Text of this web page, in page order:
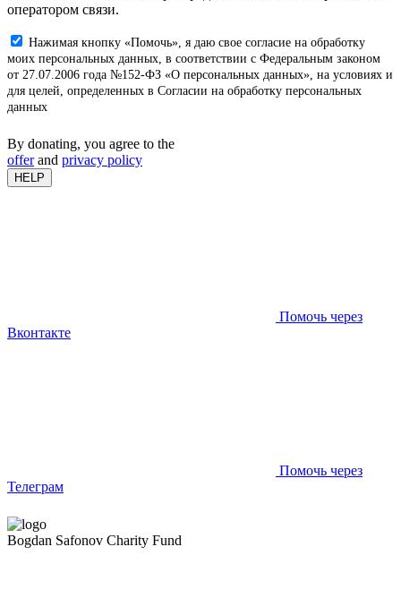
оператором связи.
Нажимая кнопку «Помочь», я даю свое согласие на обработку
моих персональных данных, в соответствии с Федеральным законом
от 27.07.2006 года №152-ФЗ «О персональных данных», на условиях и
для целей, определенных в Согласии на обработку персональных
данных
By donating, you agree to the
offerand privacy policy
HELP
Помочь через
Вконтакте
Помочь через
Телеграм
Bogdan Safonov Charity Fund